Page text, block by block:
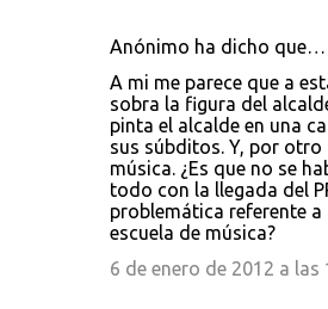
Anónimo ha dicho que…
A mi me parece que a
sobra la figura del
pinta el alcalde en una
sus súbditos. Y, por
música. ¿Es que no se
todo con la llegada del
problemática referente a
escuela de música?
6 de enero de 2012 a las